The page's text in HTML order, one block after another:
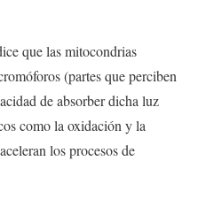
que las mitocondrias
(partes que perciben
de absorber dicha luz
como la oxidación y la
los procesos de